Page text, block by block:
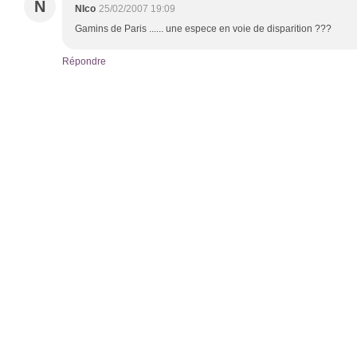
N NIco 25/02/2007 19:09
Gamins de Paris ...... une espece en voie de disparition ???
Répondre